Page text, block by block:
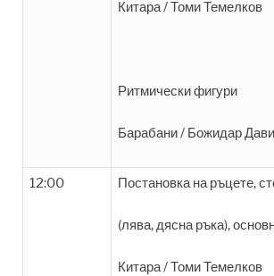
Китара / Томи Темелков
Ритмически фигури
Барабани / Божидар
12:00 Постановка на ръцете,
(лява, дясна ръка),
Китара / Томи Темелков